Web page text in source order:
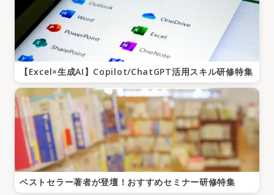
【Excel×生成AI】Copilot/ChatGPT活用スキル研修特集
ベストセラー著者が登壇！おすすめセミナー研修特集